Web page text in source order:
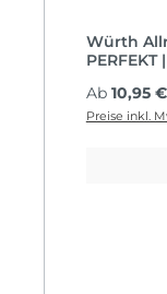
Würth
Regulärer
Ab 10,95 €
Preise inkl.